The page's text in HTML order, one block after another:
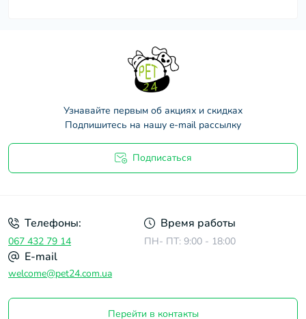
Узнавайте первым об акциях и скидках
Подпишитесь на нашу e-mail рассылку
Подписаться
Телефоны:
067 432 79 14
Время работы
ПН- ПТ: 9:00 - 18:00
E-mail
welcome@pet24.com.ua
Перейти в контакты